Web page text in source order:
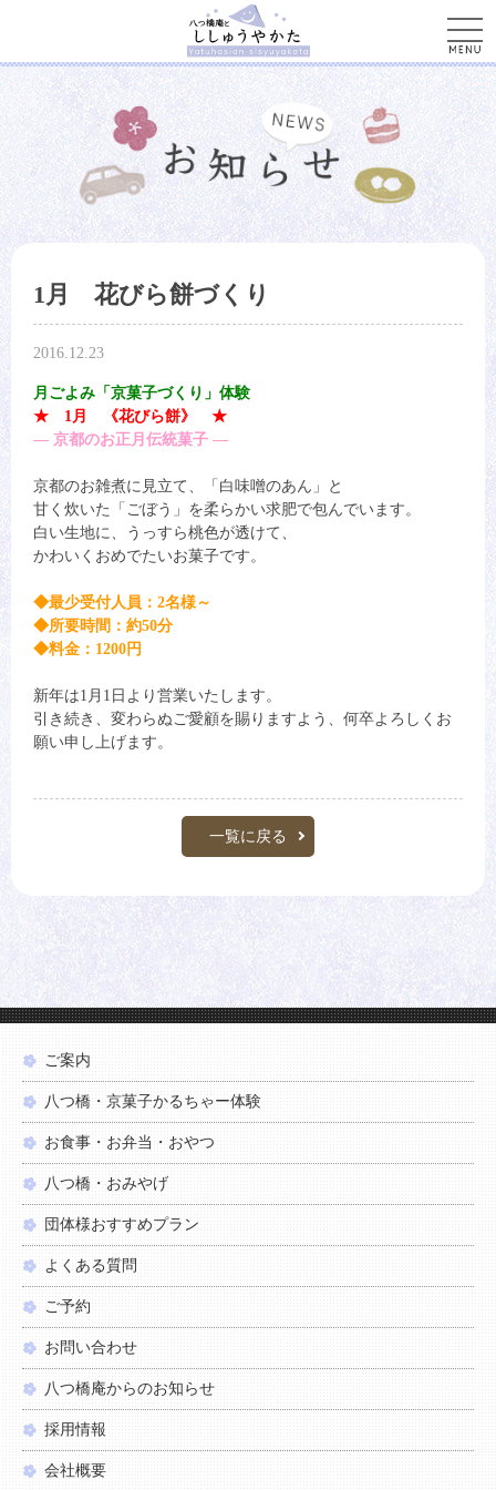
1月 花びら餅づくり
2016.12.23
月ごよみ「京菓子づくり」体験
★ 1月 《花びら餅》 ★
― 京都のお正月伝統菓子 ―
京都のお雑煮に見立て、「白味噌のあん」と
甘く炊いた「ごぼう」を柔らかい求肥で包んでいます。
白い生地に、うっすら桃色が透けて、
かわいくおめでたいお菓子です。
◆最少受付人員：2名様～
◆所要時間：約50分
◆料金：1200円
新年は1月1日より営業いたします。
引き続き、変わらぬご愛顧を賜りますよう、何卒よろしくお
願い申し上げます。
一覧に戻る
ご案内
八つ橋・京菓子かるちゃー体験
お食事・お弁当・おやつ
八つ橋・おみやげ
団体様おすすめプラン
よくある質問
ご予約
お問い合わせ
八つ橋庵からのお知らせ
採用情報
会社概要